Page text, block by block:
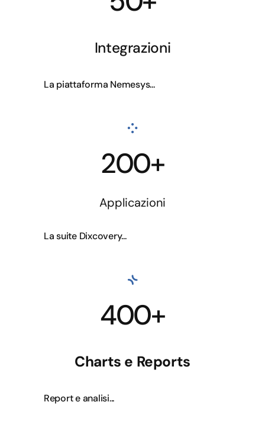
Integrazioni
La piattaforma Nemesys...
200+
Applicazioni
La suite Dixcovery...
400+
Charts e Reports
Report e analisi...